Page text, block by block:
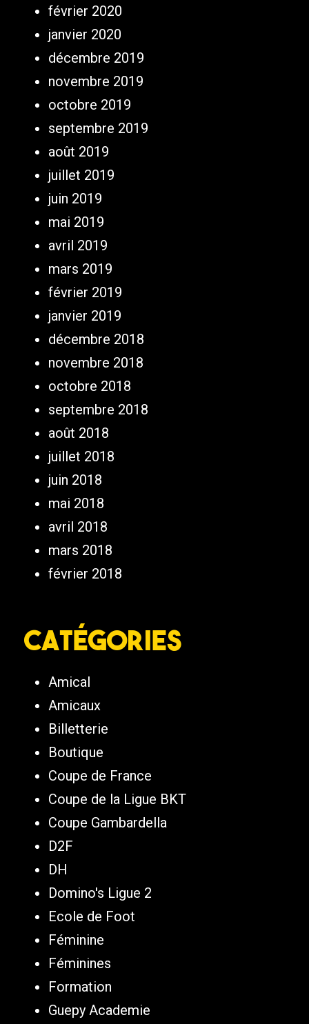
février 2020
janvier 2020
décembre 2019
novembre 2019
octobre 2019
septembre 2019
août 2019
juillet 2019
juin 2019
mai 2019
avril 2019
mars 2019
février 2019
janvier 2019
décembre 2018
novembre 2018
octobre 2018
septembre 2018
août 2018
juillet 2018
juin 2018
mai 2018
avril 2018
mars 2018
février 2018
Catégories
Amical
Amicaux
Billetterie
Boutique
Coupe de France
Coupe de la Ligue BKT
Coupe Gambardella
D2F
DH
Domino's Ligue 2
Ecole de Foot
Féminine
Féminines
Formation
Guepy Academie